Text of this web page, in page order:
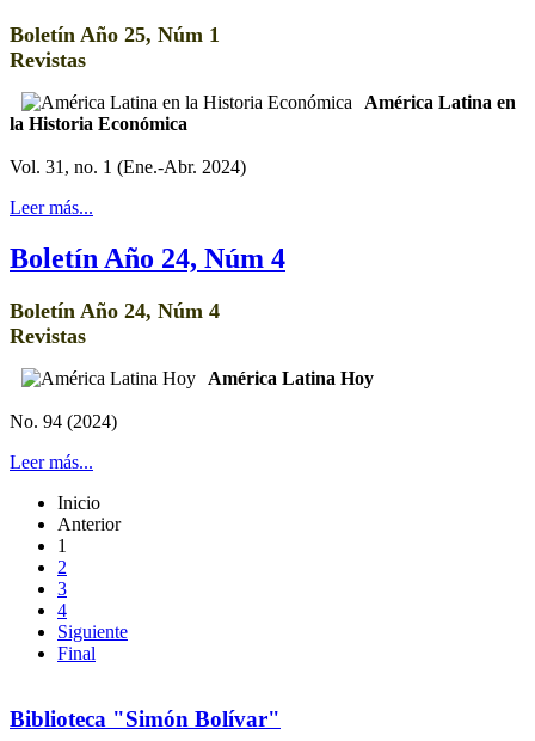
Boletín Año 25, Núm 1
Revistas
América Latina en
la Historia Económica
Vol. 31, no. 1 (Ene.-Abr. 2024)
Leer más...
Boletín Año 24, Núm 4
Boletín Año 24, Núm 4
Revistas
América Latina Hoy
No. 94 (2024)
Leer más...
Inicio
Anterior
1
2
3
4
Siguiente
Final
Biblioteca "Simón Bolívar"